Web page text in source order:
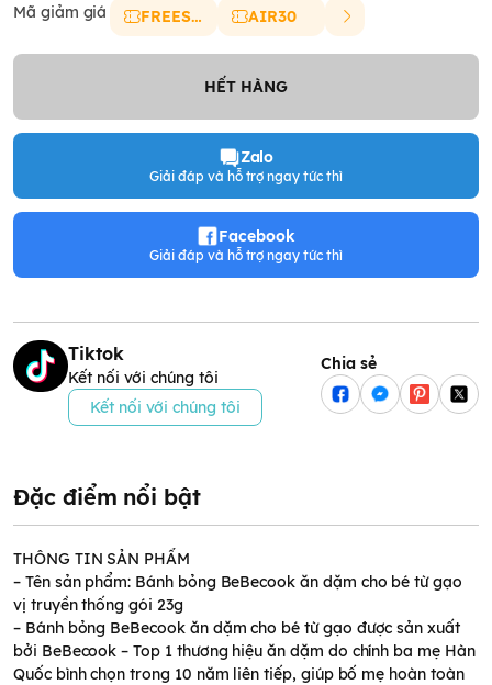
Mã giảm giá FREESHIP AIR30
HẾT HÀNG
Zalo
Giải đáp và hỗ trợ ngay tức thì
Facebook
Giải đáp và hỗ trợ ngay tức thì
Tiktok
Kết nối với chúng tôi
Kết nối với chúng tôi
Chia sẻ
Đặc điểm nổi bật
THÔNG TIN SẢN PHẨM
– Tên sản phẩm: Bánh bỏng BeBecook ăn dặm cho bé từ gạo
vị truyền thống gói 23g
– Bánh bỏng BeBecook ăn dặm cho bé từ gạo được sản xuất
bởi BeBecook – Top 1 thương hiệu ăn dặm do chính ba mẹ Hàn
Quốc bình chọn trong 10 năm liên tiếp, giúp bố mẹ hoàn toàn